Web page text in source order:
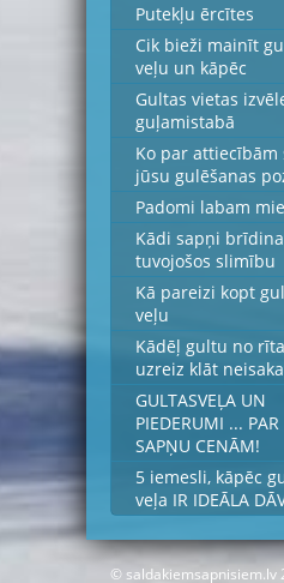
Putekļu ērcītes
Cik bieži mainīt
veļu un kāpēc
Gultas vietas
guļamistabā
Ko par attiecībām
jūsu gulēšanas
Padomi labam
Kādi sapņi
tuvojošos slimību
Kā pareizi kopt
veļu
Kādēļ gultu no rīta
uzreiz klāt
GULTASVEĻA UN
PIEDERUMI ... PAR
SAPŅU CENĀM!
5 iemesli, kāpēc
veļa IR IDEĀLA
© saldakiemsapnisiem.lv